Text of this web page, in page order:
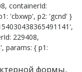
containerId:
'cbxwp', p2: 'gcnd' }
229408,
params: { p1:
формы,